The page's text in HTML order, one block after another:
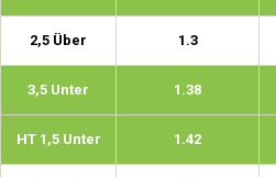
2,5 Über 1.3
3,5 Unter 1.38
HT 1,5 Unter 1.42